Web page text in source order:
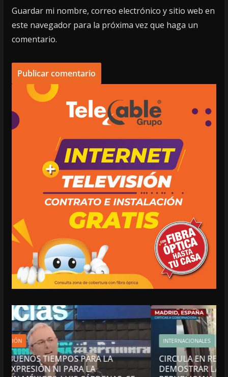
Guardar mi nombre, correo electrónico y sitio web en
este navegador para la próxima vez que haga un
comentario.
INTERNACIONALES NACIONALES OPINIÓN
CIRCULA EN REDES: NADIE COMO LAYDA PARA
DEMOSTRAR LA HIPOCRESÍA DE LA AUSTERIDAD